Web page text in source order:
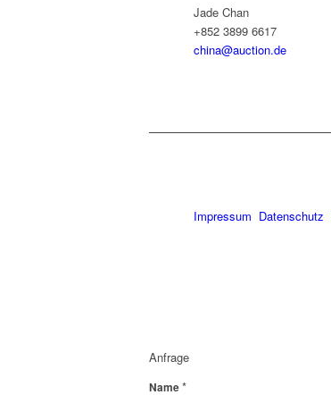
Jade Chan
+852 3899 6617
china@auction.de
Impressum Datenschutz
Anfrage
Name*